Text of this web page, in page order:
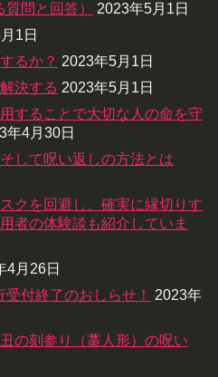
問と回答）
2023年5月1日
1日
るか？ 2023年5月1日
決する 2023年5月1日
することで大切な人の命を守
年4月30日
して呪い返しの方法とは
クを回避し、確実に縁切りす
者の体験談も紹介していま
4月26日
付終了のおしらせ！
2023年
の刻参り（藁人形）の呪い